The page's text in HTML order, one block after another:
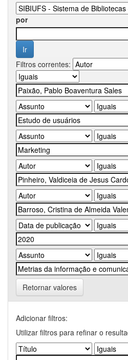
por
Filtros correntes:
Retornar valores
Adicionar filtros:
Utilizar filtros para refinar o